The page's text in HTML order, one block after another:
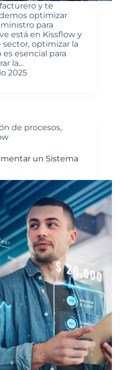
y te
optimizar
para
está en Kissflow y
sector, optimizar la
esencial para
la…
2025
de procesos,
un Sistema